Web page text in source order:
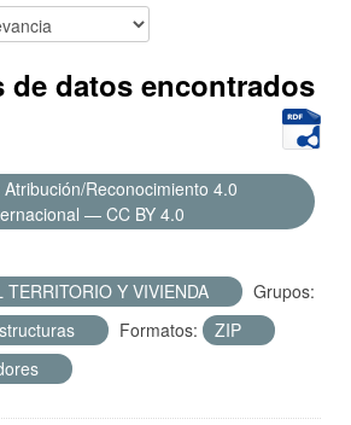
datos encontrados
Reconocimiento 4.0
— CC BY 4.0
TERRITORIO Y VIVIENDA
Grupos:
Formatos:
ZIP